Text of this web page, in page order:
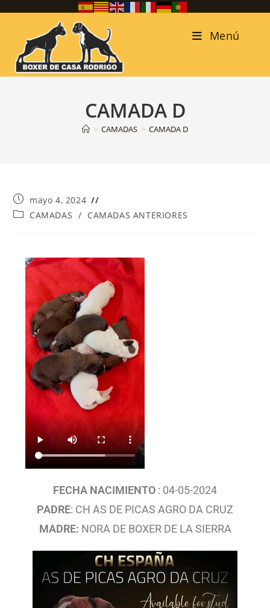
Menú
CAMADA D
> CAMADAS > CAMADA D
mayo 4, 2024
CAMADAS / CAMADAS ANTERIORES
FECHA NACIMIENTO : 04-05-2024
PADRE: CH AS DE PICAS AGRO DA CRUZ
MADRE: NORA DE BOXER DE LA SIERRA